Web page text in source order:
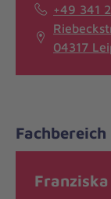
+49 341
04317
Franziska